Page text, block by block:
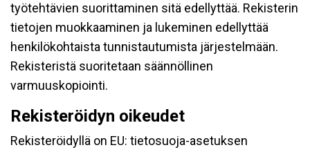
työtehtävien suorittaminen sitä edellyttää. Rekisterin
tietojen muokkaaminen ja lukeminen edellyttää
henkilökohtaista tunnistautumista järjestelmään.
Rekisteristä suoritetaan säännöllinen
varmuuskopiointi.
Rekisteröidyn oikeudet
Rekisteröidyllä on EU: tietosuoja-asetuksen